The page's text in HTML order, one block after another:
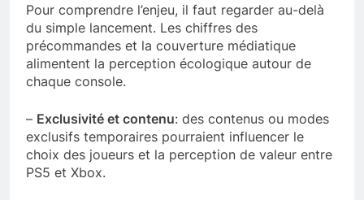
Pour comprendre l’enjeu, il faut regarder au-delà
du simple lancement. Les chiffres des
précommandes et la couverture médiatique
alimentent la perception écologique autour de
chaque console.
– Exclusivité et contenu: des contenus ou modes
exclusifs temporaires pourraient influencer le
choix des joueurs et la perception de valeur entre
PS5 et Xbox.